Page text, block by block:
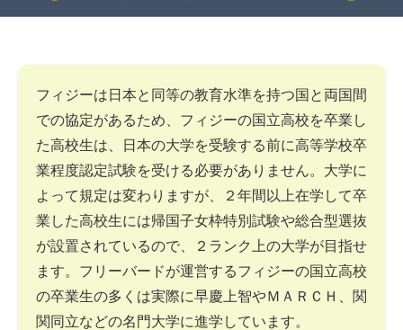
フィジーは日本と同等の教育水準を持つ国と両国間
での協定があるため、フィジーの国立高校を卒業し
た高校生は、日本の大学を受験する前に高等学校卒
業程度認定試験を受ける必要がありません。大学に
よって規定は変わりますが、２年間以上在学して卒
業した高校生には帰国子女枠特別試験や総合型選抜
が設置されているので、２ランク上の大学が目指せ
ます。フリーバードが運営するフィジーの国立高校
の卒業生の多くは実際に早慶上智やＭＡＲＣＨ、関
関同立などの名門大学に進学しています。